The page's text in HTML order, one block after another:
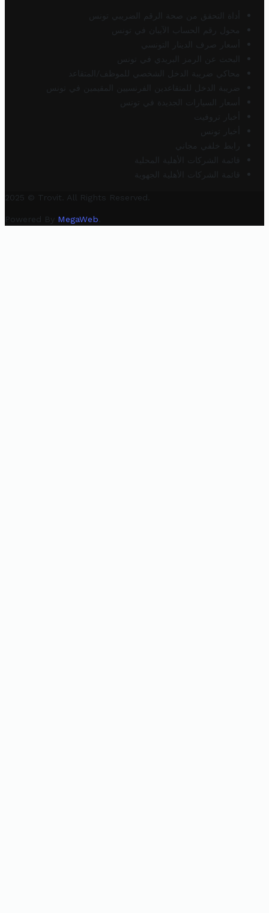
أداة التحقق من صحة الرقم الضريبي تونس
محول رقم الحساب الآيبان في تونس
أسعار صرف الدينار التونسي
البحث عن الرمز البريدي في تونس
محاكي ضريبة الدخل الشخصي للموظف/المتقاعد
ضريبة الدخل للمتقاعدين الفرنسيين المقيمين في تونس
أسعار السيارات الجديدة في تونس
أخبار تروفيت
أخبار تونس
رابط خلفي مجاني
قائمة الشركات الأهلية المحلية
قائمة الشركات الأهلية الجهوية
2025 © Trovit. All Rights Reserved.
Powered By MegaWeb